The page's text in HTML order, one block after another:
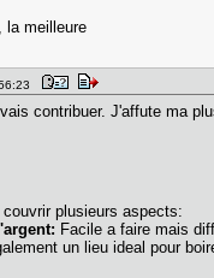
, la meilleure
contribuer. J'affute ma
plusieurs aspects:
Facile a faire mais
un lieu ideal pour